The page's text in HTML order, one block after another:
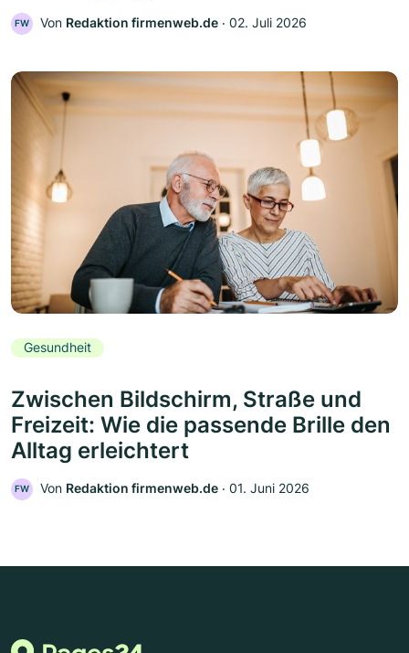
FW Von Redaktion firmenweb.de ‧ 02. Juli 2026
Gesundheit
Zwischen Bildschirm, Straße und
Freizeit: Wie die passende Brille den
Alltag erleichtert
FW Von Redaktion firmenweb.de ‧ 01. Juni 2026